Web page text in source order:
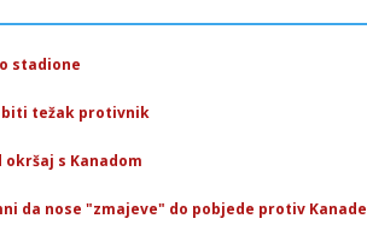
stadione
biti težak protivnik
s Kanadom
da nose "zmajeve" do pobjede protiv Kanade